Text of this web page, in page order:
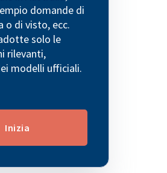
domande di
o di visto, ecc.
solo le
rilevanti,
modelli ufficiali.
Inizia